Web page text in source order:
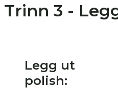
Trinn 3 -
Legg ut
polish: